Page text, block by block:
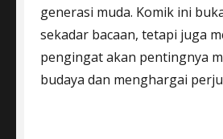
generasi muda. Komik ini
sekadar bacaan, tetapi juga
pengingat akan pentingnya
budaya dan menghargai